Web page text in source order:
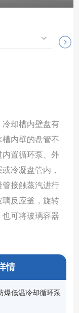
高
却槽内壁盘有
内壁的盘管不
内置循环泵、外
冷凝盘管内，
接触蒸汽进行
反应釜，旋转
可将玻璃容器
情
爆低温冷却循环泵